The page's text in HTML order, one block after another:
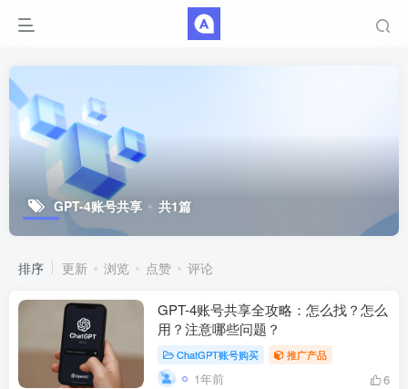
GPT-4账号共享 共1篇
排序 更新 浏览 点赞 评论
GPT-4账号共享全攻略：怎么找？怎么
用？注意哪些问题？
ChatGPT账号购买 推广产品
1年前 6